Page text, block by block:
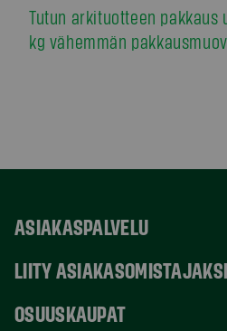
Tutun arkituotteen
kg vähemmän
ASIAKASPALVELU
LIITY ASIAKASOMISTAJAKSI
OSUUSKAUPAT